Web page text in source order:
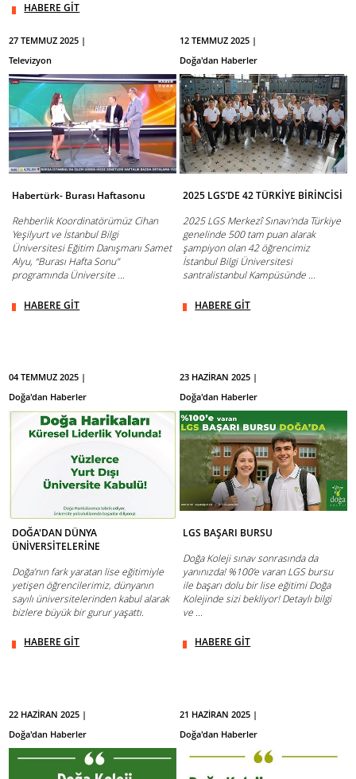
HABERE GİT
27 TEMMUZ 2025 |
Televizyon
Habertürk- Burası Haftasonu
Rehberlik Koordinatörümüz Cihan
Yeşilyurt ve İstanbul Bilgi
Üniversitesi Eğitim Danışmanı Samet
Alyu, “Burası Hafta Sonu"
programında Üniversite ...
HABERE GİT
12 TEMMUZ 2025 |
Doğa'dan Haberler
2025 LGS’DE 42 TÜRKİYE BİRİNCİSİ
2025 LGS Merkezî Sınavı’nda Türkiye
genelinde 500 tam puan alarak
şampiyon olan 42 öğrencimiz
İstanbul Bilgi Üniversitesi
santralistanbul Kampüsünde ...
HABERE GİT
04 TEMMUZ 2025 |
Doğa'dan Haberler
DOĞA'DAN DÜNYA
ÜNİVERSİTELERİNE
Doğa’nın fark yaratan lise eğitimiyle
yetişen öğrencilerimiz, dünyanın
sayılı üniversitelerinden kabul alarak
bizlere büyük bir gurur yaşattı.
HABERE GİT
23 HAZİRAN 2025 |
Doğa'dan Haberler
LGS BAŞARI BURSU
Doğa Koleji sınav sonrasında da
yanınızda! %100’e varan LGS bursu
ile başarı dolu bir lise eğitimi Doğa
Kolejinde sizi bekliyor! Detaylı bilgi
ve ...
HABERE GİT
22 HAZİRAN 2025 |
Doğa'dan Haberler
21 HAZİRAN 2025 |
Doğa'dan Haberler